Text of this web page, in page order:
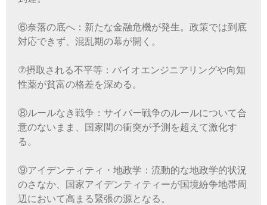
⑥奈落の底へ：新たな金融危機が発生。政策では到底
対応できず、混乱期の幕が開く。
⑦摂取される不平等：バイオエンジニアリングや向知
性薬が貧富の格差を深める。
⑧ルールなき戦争：サイバー戦争のルールについて合
意のないまま、国家間の衝突が予測を超えて激化す
る。
⑨アイデンティティ・地政学：流動的な地政学的状況
のさなか、国家アイデンティティーが国境紛争地帯周
辺において高まる緊張の源となる。